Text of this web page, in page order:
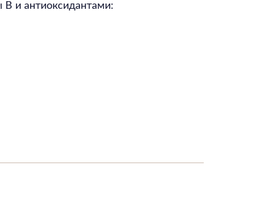
и антиоксидантами: